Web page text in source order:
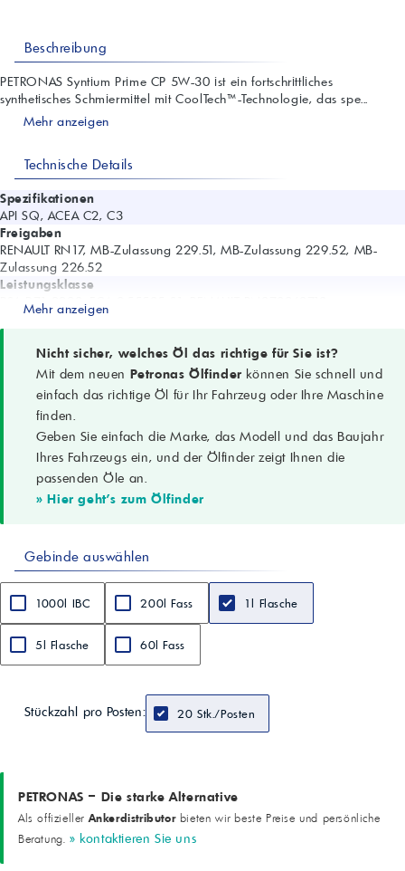
Beschreibung
PETRONAS Syntium Prime CP 5W-30 ist ein fortschrittliches
synthetisches Schmiermittel mit CoolTech™-Technologie, das spe...
Mehr anzeigen
Technische Details
Spezifikationen
API SQ, ACEA C2, C3
Freigaben
RENAULT RN17, MB-Zulassung 229.51, MB-Zulassung 229.52, MB-
Zulassung 226.52
Leistungsklasse
PSA B71 2290, FCA 9.55535-S1, RENAULT RN0700/0710
Viskosität bei 100 °C
Viskositätsindex
Dichte bei 15 °C
Flammpunkt COC
238 °C
Stockpunkt
-39 °C
Sulfatasche
Gesamtbasenzahl
Eigenschaften
Verschleißreduzierung
Mehr anzeigen
Nicht sicher, welches Öl das richtige für Sie ist?
Mit dem neuen Petronas Ölfinder können Sie schnell und
einfach das richtige Öl für Ihr Fahrzeug oder Ihre Maschine
finden.
Geben Sie einfach die Marke, das Modell und das Baujahr
Ihres Fahrzeugs ein, und der Ölfinder zeigt Ihnen die
passenden Öle an.
» Hier geht's zum Ölfinder
Gebinde auswählen
1000l IBC 200l Fass 1l Flasche
5l Flasche 60l Fass
Stückzahl pro Posten: 20 Stk./Posten
PETRONAS – Die starke Alternative
Als offiziellerAnkerdistributorbieten wir beste Preise und persönliche
Beratung. » kontaktieren Sie uns